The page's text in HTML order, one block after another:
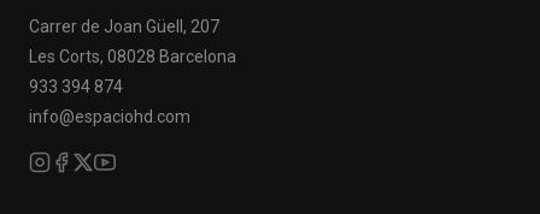
Carrer de Joan Güell, 207
Les Corts, 08028 Barcelona
933 394 874
info@espaciohd.com